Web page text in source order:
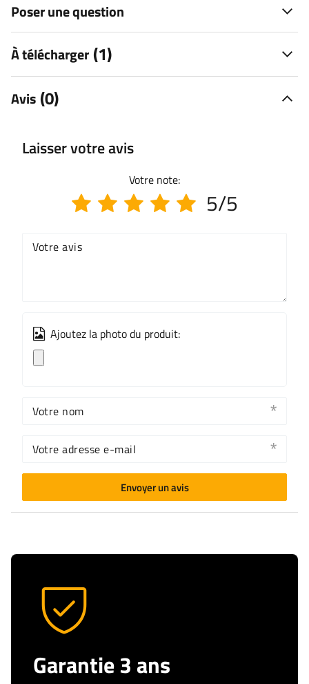
Poser une question
À télécharger (1)
Avis (0)
Laisser votre avis
Votre note:
5/5
Votre avis
Ajoutez la photo du produit:
Votre nom
Votre adresse e-mail
Envoyer un avis
Garantie 3 ans